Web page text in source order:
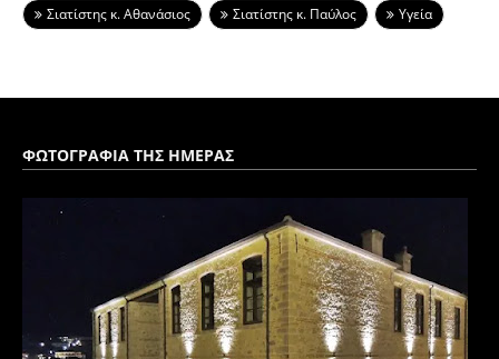
Σιατίστης κ. Αθανάσιος
Σιατίστης κ. Παύλος Υγεία
ΦΩΤΟΓΡΑΦΙΑ ΤΗΣ ΗΜΕΡΑΣ